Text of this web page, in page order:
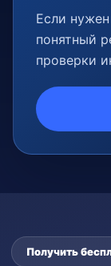
Если
понятный
проверки
Получить